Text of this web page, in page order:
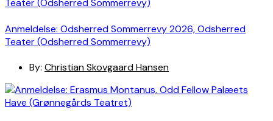
Anmeldelse: Odsherred Sommerrevy 2026, Odsherred
Teater (Odsherred Sommerrevy)
By: Christian Skovgaard Hansen